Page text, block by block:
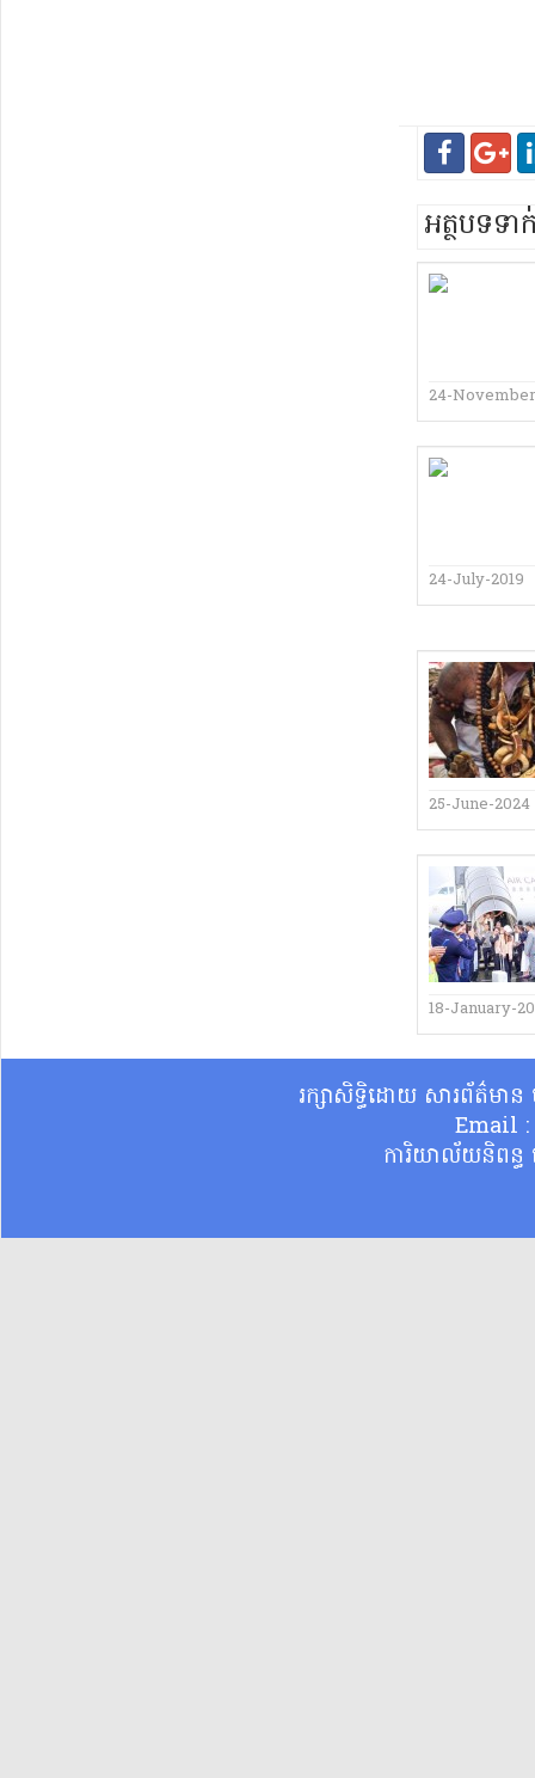
អត្ថបទទ
24-
24-July-2019
25-June-2024
18-January-
រក្សាសិទ្ធិដោយ សារព័ត៌មា
Email
ការិយាល័យនិពន្ធ